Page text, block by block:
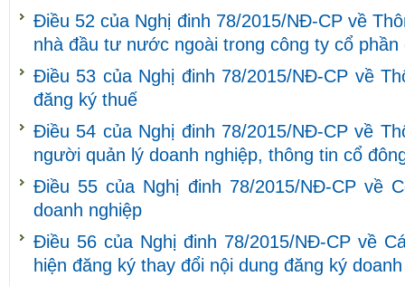
Điều 52 của Nghị đinh 78/2015/NĐ-CP về
nhà đầu tư nước ngoài trong công ty cổ
Điều 53 của Nghị đinh 78/2015/NĐ-CP về
đăng ký thuế
Điều 54 của Nghị đinh 78/2015/NĐ-CP về
người quản lý doanh nghiệp, thông tin cổ
Điều 55 của Nghị đinh 78/2015/NĐ-CP về
doanh nghiệp
Điều 56 của Nghị đinh 78/2015/NĐ-CP về
hiện đăng ký thay đổi nội dung đăng ký